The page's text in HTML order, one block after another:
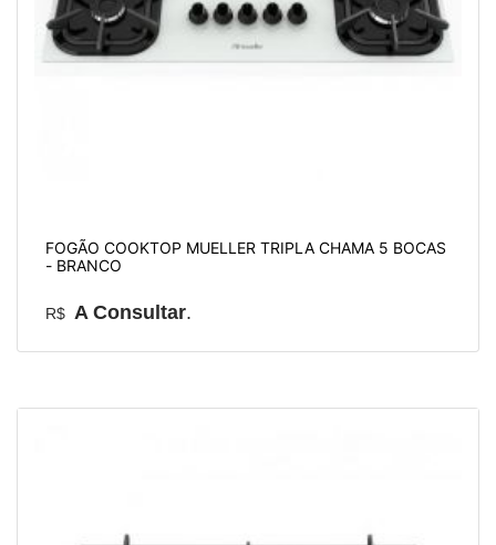
FOGÃO COOKTOP MUELLER TRIPLA CHAMA 5 BOCAS
- BRANCO
R$ A Consultar.